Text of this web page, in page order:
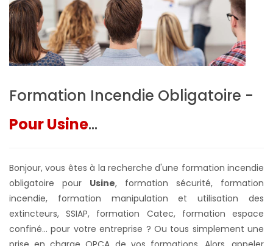
Formation Incendie Obligatoire -
Pour Usine...
Bonjour, vous êtes à la recherche d'une formation incendie
obligatoire pour Usine, formation sécurité, formation
incendie, formation manipulation et utilisation des
extincteurs, SSIAP, formation Catec, formation espace
confiné... pour votre entreprise ? Ou tous simplement une